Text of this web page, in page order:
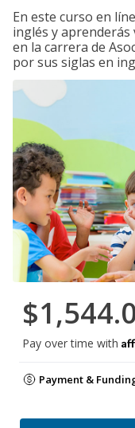
En este curso en
inglés y
en la carrera de
por sus siglas en
Pay over time with
Payment &